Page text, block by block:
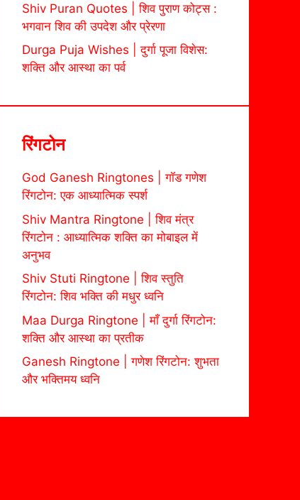
Shiv Puran Quotes | शिव पुराण कोट्स :
भगवान शिव की उपदेश और प्रेरणा
Durga Puja Wishes | दुर्गा पूजा विशेस:
शक्ति और आस्था का पर्व
रिंगटोन
God Ganesh Ringtones | गॉड गणेश
रिंगटोन: एक आध्यात्मिक स्पर्श
Shiv Mantra Ringtone | शिव मंत्र
रिंगटोन : आध्यात्मिक शक्ति का मोबाइल में
अनुभव
Shiv Stuti Ringtone | शिव स्तुति
रिंगटोन: शिव भक्ति की मधुर ध्वनि
Maa Durga Ringtone | माँ दुर्गा रिंगटोन:
शक्ति और आस्था का प्रतीक
Ganesh Ringtone | गणेश रिंगटोन: शुभता
और भक्तिमय ध्वनि